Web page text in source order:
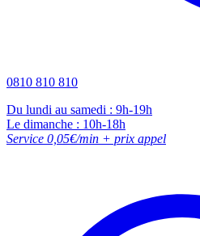
0810 810 810
Du lundi au samedi : 9h-19h
Le dimanche : 10h-18h
Service 0,05€/min + prix appel